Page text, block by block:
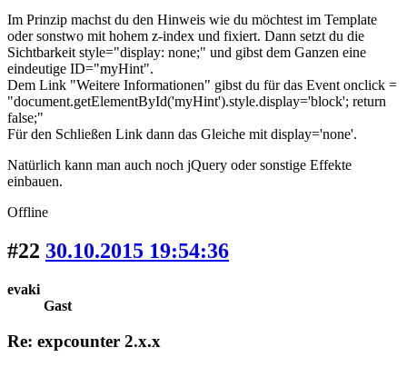
Im Prinzip machst du den Hinweis wie du möchtest im Template
oder sonstwo mit hohem z-index und fixiert. Dann setzt du die
Sichtbarkeit style="display: none;" und gibst dem Ganzen eine
eindeutige ID="myHint".
Dem Link "Weitere Informationen" gibst du für das Event onclick =
"document.getElementById('myHint').style.display='block'; return
false;"
Für den Schließen Link dann das Gleiche mit display='none'.
Natürlich kann man auch noch jQuery oder sonstige Effekte
einbauen.
Offline
#22 30.10.2015 19:54:36
evaki
Gast
Re: expcounter 2.x.x